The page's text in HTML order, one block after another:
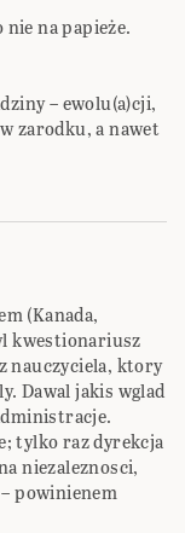
nie na papieże.
– ewolu(a)cji,
zarodku, a nawet
(Kanada,
kwestionariusz
nauczyciela, ktory
Dawal jakis wglad
tylko raz dyrekcja
niezaleznosci,
powinienem